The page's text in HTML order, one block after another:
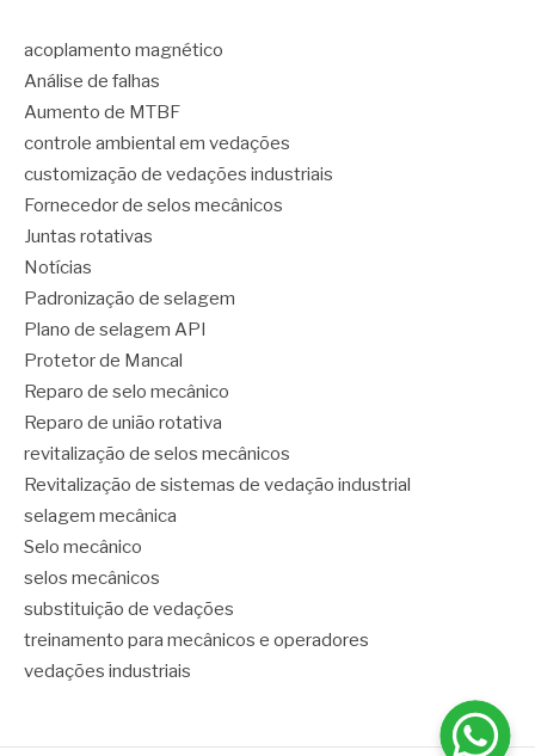
acoplamento magnético
Análise de falhas
Aumento de MTBF
controle ambiental em vedações
customização de vedações industriais
Fornecedor de selos mecânicos
Juntas rotativas
Notícias
Padronização de selagem
Plano de selagem API
Protetor de Mancal
Reparo de selo mecânico
Reparo de união rotativa
revitalização de selos mecânicos
Revitalização de sistemas de vedação industrial
selagem mecânica
Selo mecânico
selos mecânicos
substituição de vedações
treinamento para mecânicos e operadores
vedações industriais